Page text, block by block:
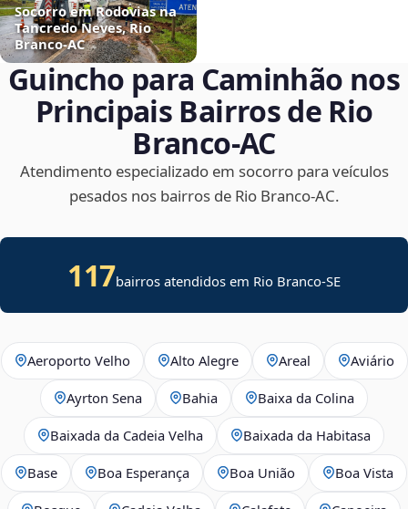
Socorro em Rodovias na
Tancredo Neves, Rio
Branco‑AC
Guincho para Caminhão nos
Principais Bairros de Rio
Branco‑AC
Atendimento especializado em socorro para veículos
pesados nos bairros de Rio Branco‑AC.
117bairros atendidos em Rio Branco-SE
Aeroporto Velho Alto Alegre Areal Aviário
Ayrton Sena Bahia Baixa da Colina
Baixada da Cadeia Velha Baixada da Habitasa
Base Boa Esperança Boa União Boa Vista